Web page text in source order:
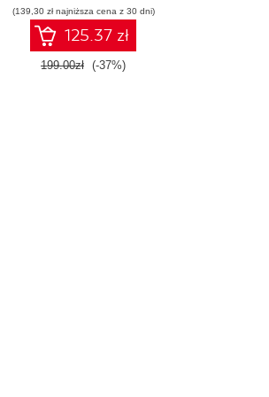
konstruowanie
inteligentnych
systemów
(139,30 zł najniższa cena z 30 dni)
125.37 zł
199.00zł (-37%)